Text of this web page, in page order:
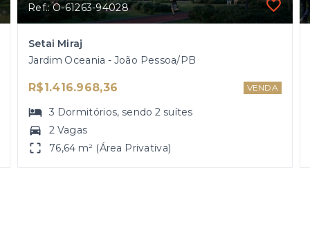
Ref.: O-61263-94028
Setai Miraj
Jardim Oceania - João Pessoa/PB
R$1.416.968,36 VENDA
3 Dormitórios, sendo2 suítes
2 Vagas
76,64 m² (Área Privativa)